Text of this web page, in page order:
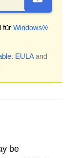
für Windows®
EULAand
be